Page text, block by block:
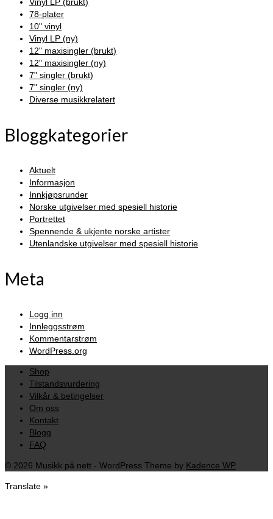
78-plater
10" vinyl
Vinyl LP (ny)
12" maxisingler (brukt)
12" maxisingler (ny)
7" singler (brukt)
7" singler (ny)
Diverse musikkrelatert
Bloggkategorier
Aktuelt
Informasjon
Innkjøpsrunder
Norske utgivelser med spesiell historie
Portrettet
Spennende & ukjente norske artister
Utenlandske utgivelser med spesiell historie
Meta
Logg inn
Innleggsstrøm
Kommentarstrøm
WordPress.org
Shop
Tilstandsvurdering
Vilkår & betingelser
Om oss
Kontakt
Blogg
FAQ
© 2026 Musikk på nett - WordPress Theme by Kadence WP
Translate »